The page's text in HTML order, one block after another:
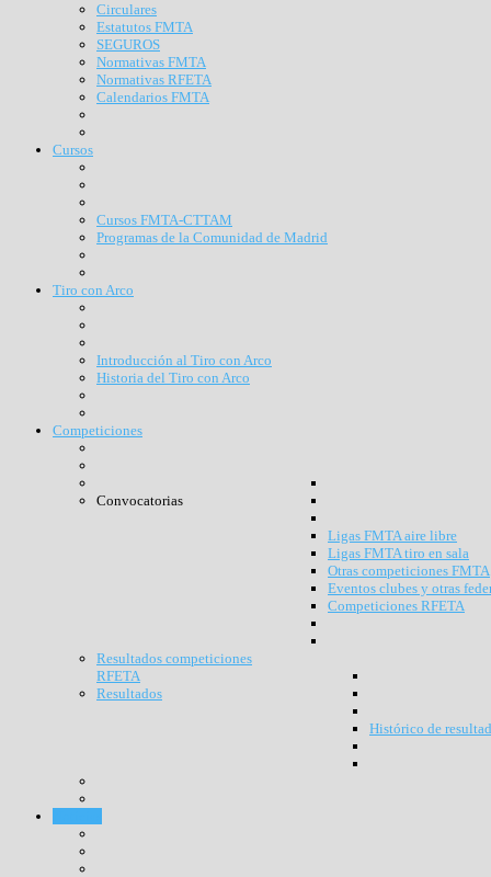
Circulares
Estatutos FMTA
SEGUROS
Normativas FMTA
Normativas RFETA
Calendarios FMTA
Cursos
Cursos FMTA-CTTAM
Programas de la Comunidad de Madrid
Tiro con Arco
Introducción al Tiro con Arco
Historia del Tiro con Arco
Competiciones
Convocatorias
Ligas FMTA aire libre
Ligas FMTA tiro en sala
Otras competiciones FMTA
Eventos clubes y otras
Competiciones RFETA
Resultados competiciones
RFETA
Resultados
Histórico de